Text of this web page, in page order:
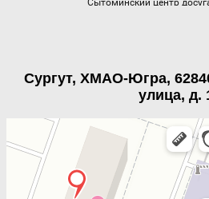
Сургут, ХМАО-Югра,
улица, д.